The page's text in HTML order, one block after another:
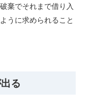
棄でそれまで借り入
うに求められること
る